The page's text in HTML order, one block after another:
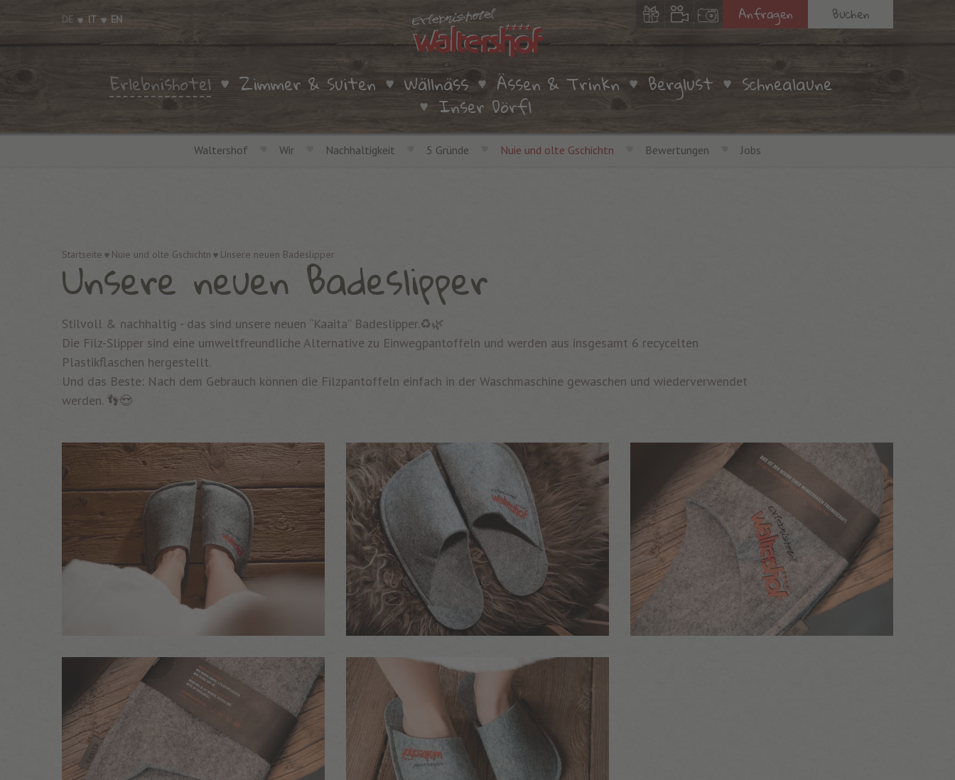
DE IT EN Anfragen Buchen
Erlebnishotel Zimmer & Suiten Wällnäss Ässen & Trinkn Berglust Schnealaune
Inser Dörfl
Waltershof Wir Nachhaltigkeit 5 Gründe Nuie und olte Gschichtn Bewertungen Jobs
Startseite Nuie und olte Gschichtn Unsere neuen Badeslipper
Unsere neuen Badeslipper
Stilvoll & nachhaltig - das sind unsere neuen “Kaaita” Badeslipper.♻️🌿
Die Filz-Slipper sind eine umweltfreundliche Alternative zu Einwegpantoffeln und werden aus insgesamt 6 recycelten
Plastikflaschen hergestellt.
Und das Beste: Nach dem Gebrauch können die Filzpantoffeln einfach in der Waschmaschine gewaschen und wiederverwendet
werden. 👣😍